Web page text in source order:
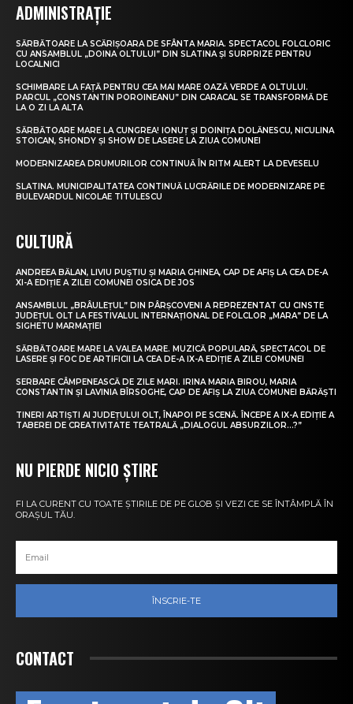
ADMINISTRAȚIE
SĂRBĂTOARE LA SCĂRIȘOARA DE SFÂNTA MARIA. SPECTACOL FOLCLORIC
CU ANSAMBLUL „DOINA OLTULUI” DIN SLATINA ȘI SURPRIZE PENTRU
LOCALNICI
SCHIMBARE LA FAȚĂ PENTRU CEA MAI MARE OAZĂ VERDE A OLTULUI.
PARCUL „CONSTANTIN POROINEANU” DIN CARACAL SE TRANSFORMĂ DE
LA O ZI LA ALTA
SĂRBĂTOARE MARE LA CUNGREA! IONUȚ ȘI DOINIȚA DOLĂNESCU, NICULINA
STOICAN, SHONDY ȘI SHOW DE LASERE LA ZIUA COMUNEI
MODERNIZAREA DRUMURILOR CONTINUĂ ÎN RITM ALERT LA DEVESELU
SLATINA. MUNICIPALITATEA CONTINUĂ LUCRĂRILE DE MODERNIZARE PE
BULEVARDUL NICOLAE TITULESCU
CULTURĂ
ANDREEA BĂLAN, LIVIU PUȘTIU ȘI MARIA GHINEA, CAP DE AFIȘ LA CEA DE-A
XI-A EDIȚIE A ZILEI COMUNEI OSICA DE JOS
ANSAMBLUL „BRÂULEȚUL” DIN PÂRȘCOVENI A REPREZENTAT CU CINSTE
JUDEȚUL OLT LA FESTIVALUL INTERNAȚIONAL DE FOLCLOR „MARA” DE LA
SIGHETU MARMAȚIEI
SĂRBĂTOARE MARE LA VALEA MARE. MUZICĂ POPULARĂ, SPECTACOL DE
LASERE ȘI FOC DE ARTIFICII LA CEA DE-A IX-A EDIȚIE A ZILEI COMUNEI
SERBARE CÂMPENEASCĂ DE ZILE MARI. IRINA MARIA BIROU, MARIA
CONSTANTIN ȘI LAVINIA BÎRSOGHE, CAP DE AFIȘ LA ZIUA COMUNEI BĂRĂȘTI
TINERI ARTIȘTI AI JUDEȚULUI OLT, ÎNAPOI PE SCENĂ. ÎNCEPE A IX-A EDIȚIE A
TABEREI DE CREATIVITATE TEATRALĂ „DIALOGUL ABSURZILOR…?”
NU PIERDE NICIO ȘTIRE
FI LA CURENT CU TOATE ȘTIRILE DE PE GLOB ȘI VEZI CE SE ÎNTÂMPLĂ ÎN
ORAȘUL TĂU.
ÎNSCRIE-TE
CONTACT